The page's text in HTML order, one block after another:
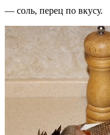
— соль, перец по вкусу.